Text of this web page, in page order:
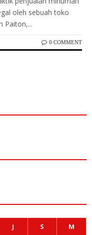
oleh sebuah toko
Paiton,...
0 COMMENT
J S
M